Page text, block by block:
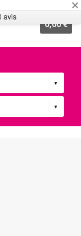
0,00 €
avis